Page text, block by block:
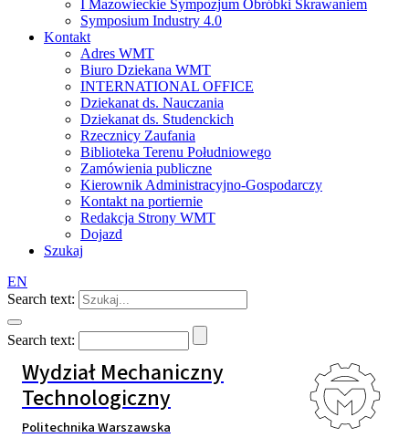
I Mazowieckie Sympozjum Obróbki Skrawaniem
Symposium Industry 4.0
Kontakt
Adres WMT
Biuro Dziekana WMT
INTERNATIONAL OFFICE
Dziekanat ds. Nauczania
Dziekanat ds. Studenckich
Rzecznicy Zaufania
Biblioteka Terenu Południowego
Zamówienia publiczne
Kierownik Administracyjno-Gospodarczy
Kontakt na portiernie
Redakcja Strony WMT
Dojazd
Szukaj
EN
Search text:
Search text:
Wydział Mechaniczny
Technologiczny
Politechnika Warszawska